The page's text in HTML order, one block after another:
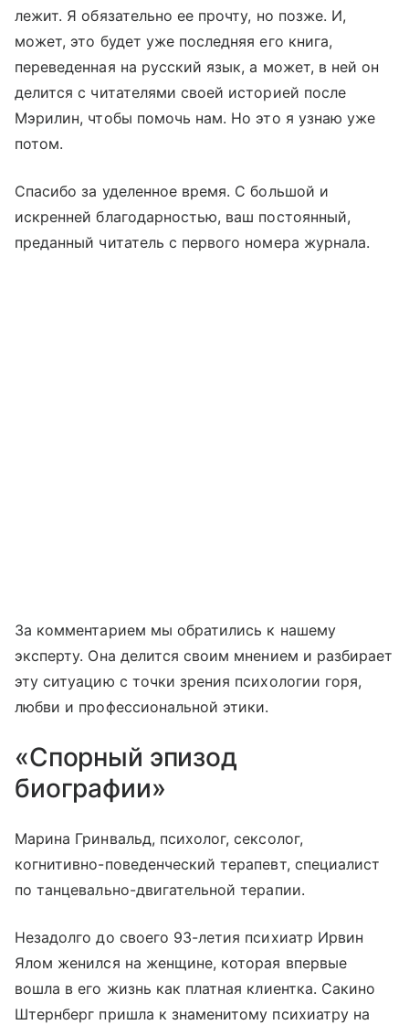
лежит. Я обязательно ее прочту, но позже. И,
может, это будет уже последняя его книга,
переведенная на русский язык, а может, в ней он
делится с читателями своей историей после
Мэрилин, чтобы помочь нам. Но это я узнаю уже
потом.
Спасибо за уделенное время. С большой и
искренней благодарностью, ваш постоянный,
преданный читатель с первого номера журнала.
За комментарием мы обратились к нашему
эксперту. Она делится своим мнением и разбирает
эту ситуацию с точки зрения психологии горя,
любви и профессиональной этики.
«Спорный эпизод
биографии»
Марина Гринвальд, психолог, сексолог,
когнитивно-поведенческий терапевт, специалист
по танцевально-двигательной терапии.
Незадолго до своего 93-летия психиатр Ирвин
Ялом женился на женщине, которая впервые
вошла в его жизнь как платная клиентка. Сакино
Штернберг пришла к знаменитому психиатру на